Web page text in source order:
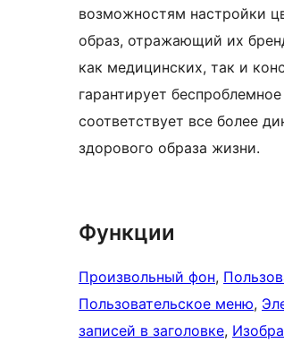
возможностям настройки
образ, отражающий их
как медицинских, так и
гарантирует
соответствует все более
здорового образа жизни.
Функции
Произвольный фон,
Пользовательское меню,
записей в заголовке,